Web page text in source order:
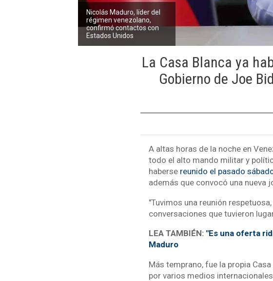
Nicolás Maduro, líder del
régimen venezolano,
confirmó contactos con
Estados Unidos
La Casa Blanca ya
Gobierno de Joe
A altas horas de la noche en
todo el alto mando militar y
haberse reunido el pasado
además que convocó una nueva
"Tuvimos una reunión
conversaciones que tuvieron
LEA TAMBIÉN: "Es una oferta
Maduro
Más temprano, fue la propia
por varios medios